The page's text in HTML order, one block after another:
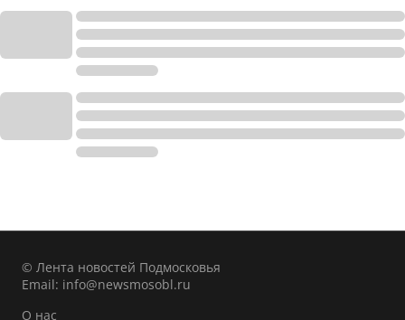
© Лента новостей Подмосковья
Email: info@newsmosobl.ru
О нас